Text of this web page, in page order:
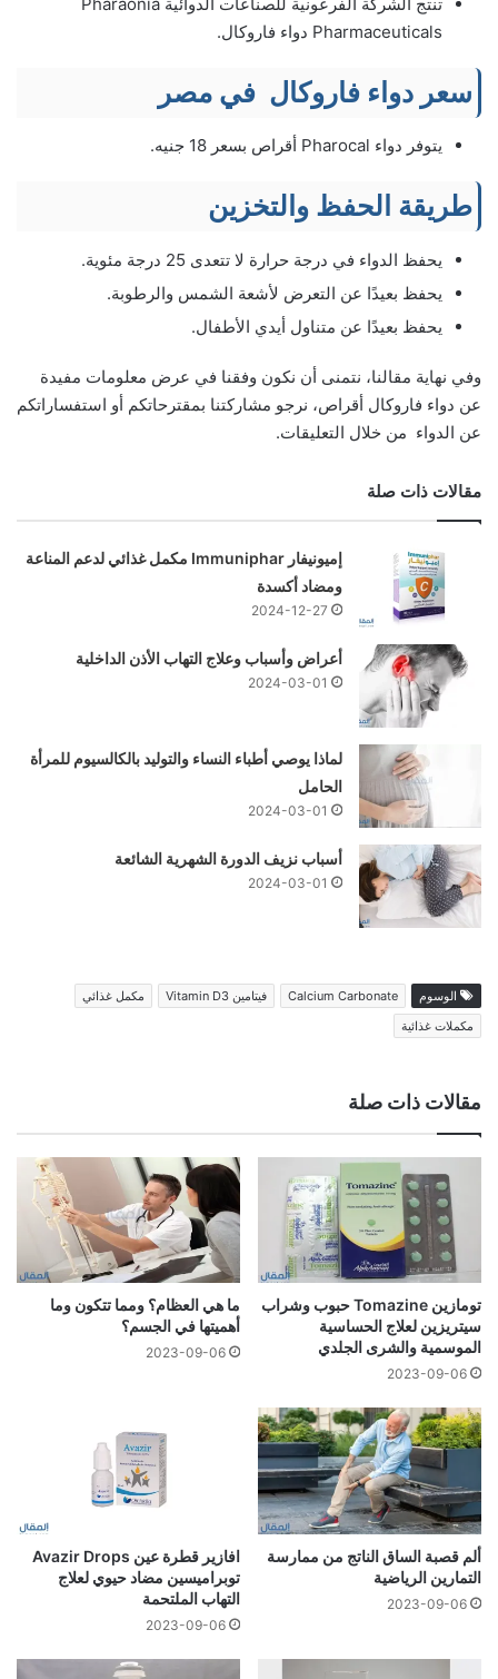
Pharmaceuticals دواء فاروكال.
سعر دواء فاروكال في مصر
يتوفر دواء Pharocal أقراص بسعر 18 جنيه.
طريقة الحفظ والتخزين
يحفظ الدواء في درجة حرارة لا تتعدى 25 درجة مئوية.
يحفظ بعيدًا عن التعرض لأشعة الشمس والرطوبة.
يحفظ بعيدًا عن متناول أيدي الأطفال.
وفي نهاية مقالنا، نتمنى أن نكون وفقنا في عرض معلومات مفيدة
عن دواء فاروكال أقراص، نرجو مشاركتنا بمقترحاتكم أو استفساراتكم
عن الدواء من خلال التعليقات.
مقالات ذات صلة
إميونيفار Immuniphar مكمل غذائي لدعم المناعة
ومضاد أكسدة
2024-12-27
أعراض وأسباب وعلاج التهاب الأذن الداخلية
2024-03-01
لماذا يوصي أطباء النساء والتوليد بالكالسيوم للمرأة
الحامل
2024-03-01
أسباب نزيف الدورة الشهرية الشائعة
2024-03-01
الوسوم Calcium Carbonate فيتامين Vitamin D3
مكمل غذائي
مكملات غذائية
مقالات ذات صلة
تومازين Tomazine حبوب وشراب
سيتريزين لعلاج الحساسية
الموسمية والشرى الجلدي
2023-09-06
ما هي العظام؟ ومما تتكون وما
أهميتها في الجسم؟
2023-09-06
ألم قصبة الساق الناتج من ممارسة
التمارين الرياضية
2023-09-06
افازير قطرة عين Avazir Drops
توبراميسين مضاد حيوي لعلاج
التهاب الملتحمة
2023-09-06